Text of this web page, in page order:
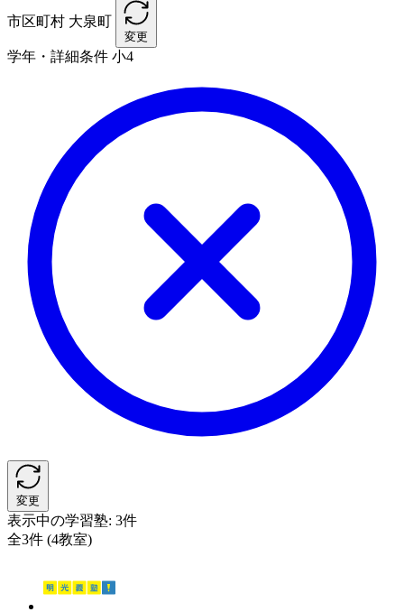
市区町村 大泉町
変更
学年・詳細条件 小4
変更
表示中の学習塾: 3件
全3件 (4教室)